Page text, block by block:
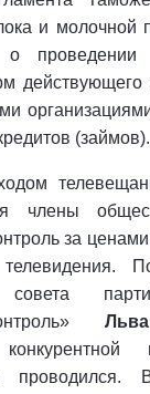
и молочной
проведении
действующего
(займов).
члены
за
совета
проводился.